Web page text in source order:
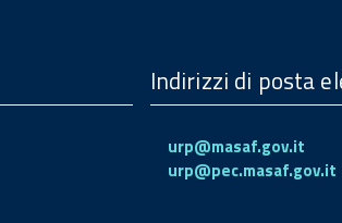
Indirizzi di posta
urp@masaf.gov.it
urp@pec.masaf.gov.it